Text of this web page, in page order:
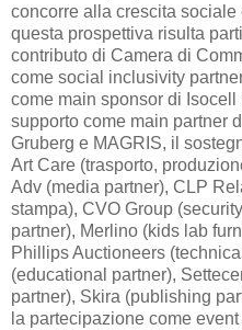
concorre alla crescita
questa prospettiva risulta
contributo di Camera di
come social inclusivity
come main sponsor di Isocell
supporto come main partner
Gruberg e MAGRIS, il
Art Care (trasporto,
Adv (media partner), CLP
stampa), CVO Group
partner), Merlino (kids lab
Phillips Auctioneers
(educational partner),
partner), Skira (publishing
la partecipazione come